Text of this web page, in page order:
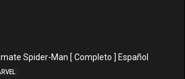
Spider-Man [ Completo ] Español